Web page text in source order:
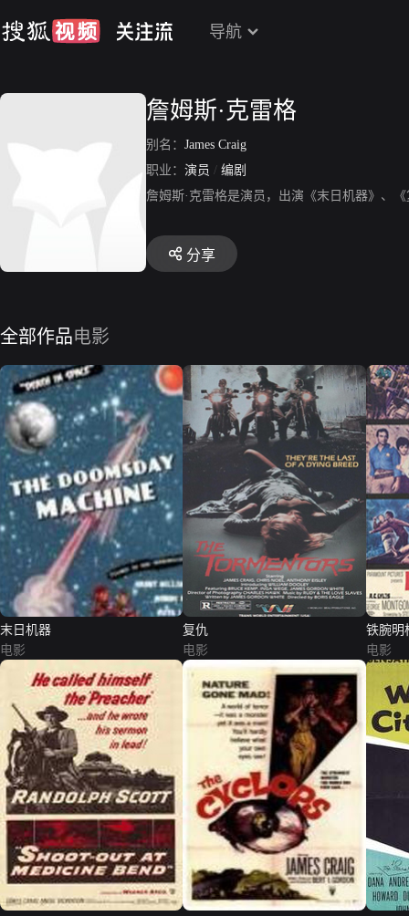
导航
詹姆斯·克雷格
别名： James Craig
职业： 演员 / 编剧
詹姆斯·克雷格是演员，出演《末日机器》、
分享
全部作品电影
末日机器
电影
复仇
电影
铁腕明
电影